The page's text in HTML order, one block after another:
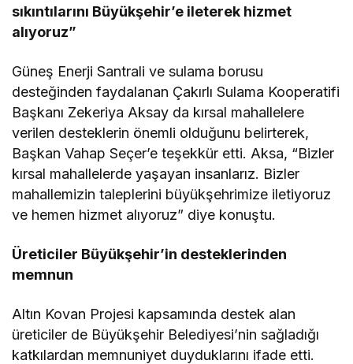
sıkıntılarını Büyükşehir’e ileterek hizmet
alıyoruz”
Güneş Enerji Santrali ve sulama borusu
desteğinden faydalanan Çakırlı Sulama Kooperatifi
Başkanı Zekeriya Aksay da kırsal mahallelere
verilen desteklerin önemli olduğunu belirterek,
Başkan Vahap Seçer’e teşekkür etti. Aksa, “Bizler
kırsal mahallelerde yaşayan insanlarız. Bizler
mahallemizin taleplerini büyükşehrimize iletiyoruz
ve hemen hizmet alıyoruz” diye konuştu.
Üreticiler Büyükşehir’in desteklerinden
memnun
Altın Kovan Projesi kapsamında destek alan
üreticiler de Büyükşehir Belediyesi’nin sağladığı
katkılardan memnuniyet duyduklarını ifade etti.